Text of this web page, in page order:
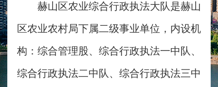
赫山区农业综合行政执法大队是赫山
区农业农村局下属二级事业单位，内设机
构：综合管理股、综合行政执法一中队、
综合行政执法二中队、综合行政执法三中